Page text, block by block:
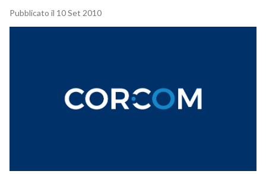
Pubblicato il 10 Set 2010